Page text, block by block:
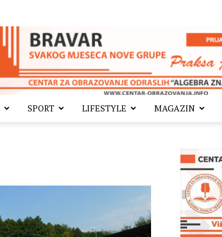
SPORT LIFESTYLE MAGAZIN